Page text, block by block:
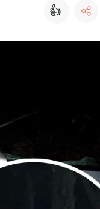
👍